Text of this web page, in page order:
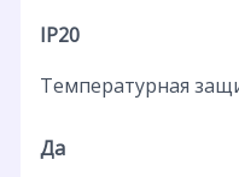
IP20
Температурная
Да